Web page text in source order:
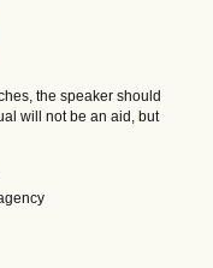
the speaker should
will not be an aid, but